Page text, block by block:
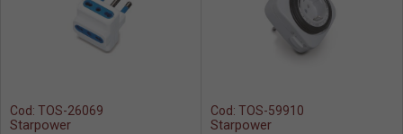
Cod: TOS-26069
Starpower
Cod: TOS-59910
Starpower